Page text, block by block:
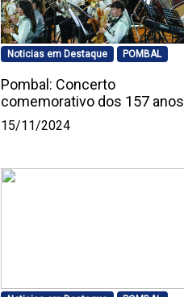
Noticias em Destaque POMBAL
Pombal: Concerto
comemorativo dos 157 anos
15/11/2024